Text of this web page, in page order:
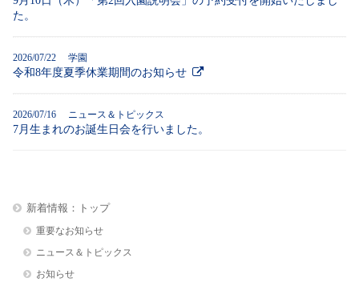
た。
2026/07/22 学園
令和8年度夏季休業期間のお知らせ
2026/07/16 ニュース＆トピックス
7月生まれのお誕生日会を行いました。
新着情報：トップ
重要なお知らせ
ニュース＆トピックス
お知らせ